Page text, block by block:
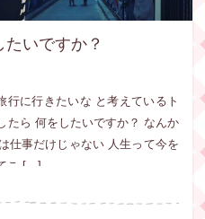
いですか？
行に行きたいな と考えているト
たら 何をしたいですか？ なんか
仕事だけじゃない 人生って今を
こ […]